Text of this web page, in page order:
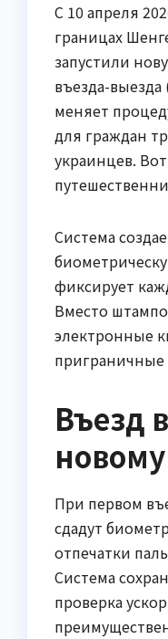
С 10 апреля
границах
запустили
въезда-
меняет
для граждан
украинцев.
Система
фиксирует
Вместо
электронные
приграничные
Въезд
новому
При первом
сдадут
отпечатки
Система
проверка